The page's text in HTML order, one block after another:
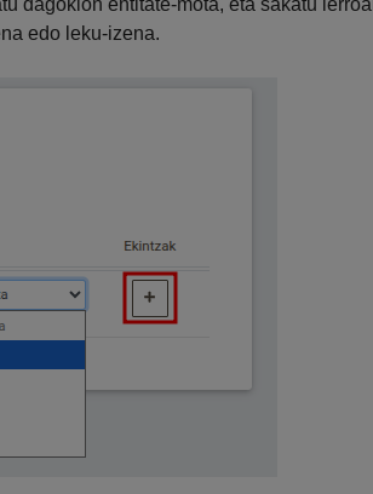
dagokion entitate-mota, eta sakatu
edo leku-izena.